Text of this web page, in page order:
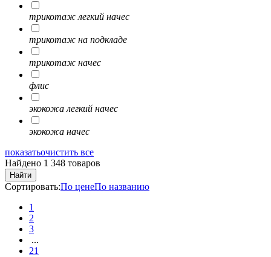
трикотаж легкий начес
трикотаж на подкладе
трикотаж начес
флис
экокожа легкий начес
экокожа начес
показатьочистить все
Найдено 1 348 товаров
Найти
Сортировать:По ценеПо названию
1
2
3
...
21